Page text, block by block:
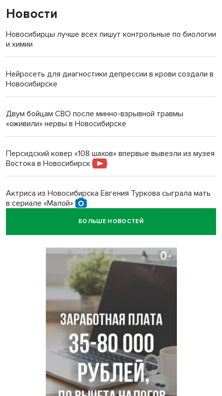
Новости
Новосибирцы лучше всех пишут контрольные по биологии
и химии
Нейросеть для диагностики депрессии в крови создали в
Новосибирске
Двум бойцам СВО после минно-взрывной травмы
«оживили» нервы в Новосибирске
Персидский ковер «108 шахов» впервые вывезли из музея
Востока в Новосибирск
Актриса из Новосибирска Евгения Туркова сыграла мать
в сериале «Малой»
БОЛЬШЕ НОВОСТЕЙ